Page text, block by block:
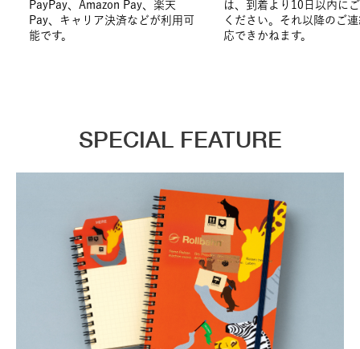
PayPay、Amazon Pay、楽天
Pay、キャリア決済などが利用可
能です。
は、到着より10日以内に
ください。それ以降のご
応できかねます。
SPECIAL FEATURE